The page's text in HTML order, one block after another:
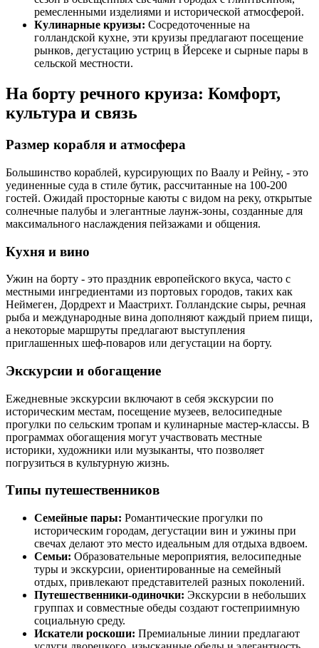
ремесленными изделиями и исторической атмосферой.
Кулинарные круизы: Сосредоточенные на
голландской кухне, эти круизы предлагают посещение
рынков, дегустацию устриц в Йерсеке и сырные пары в
сельской местности.
На борту речного круиза: Комфорт,
культура и связь
Размер корабля и атмосфера
Большинство кораблей, курсирующих по Ваалу и Рейну, - это
уединенные суда в стиле бутик, рассчитанные на 100-200
гостей. Ожидай просторные каюты с видом на реку, открытые
солнечные палубы и элегантные лаунж-зоны, созданные для
максимального наслаждения пейзажами и общения.
Кухня и вино
Ужин на борту - это праздник европейского вкуса, часто с
местными ингредиентами из портовых городов, таких как
Неймеген, Дордрехт и Маастрихт. Голландские сыры, речная
рыба и международные вина дополняют каждый прием пищи,
а некоторые маршруты предлагают выступления
приглашенных шеф-поваров или дегустации на борту.
Экскурсии и обогащение
Ежедневные экскурсии включают в себя экскурсии по
историческим местам, посещение музеев, велосипедные
прогулки по сельским тропам и кулинарные мастер-классы. В
программах обогащения могут участвовать местные
историки, художники или музыканты, что позволяет
погрузиться в культурную жизнь.
Типы путешественников
Семейные пары: Романтические прогулки по
историческим городам, дегустации вин и ужины при
свечах делают это место идеальным для отдыха вдвоем.
Семьи: Образовательные мероприятия, велосипедные
туры и экскурсии, ориентированные на семейный
отдых, привлекают представителей разных поколений.
Путешественники-одиночки: Экскурсии в небольших
группах и совместные обеды создают гостеприимную
социальную среду.
Искатели роскоши: Премиальные линии предлагают